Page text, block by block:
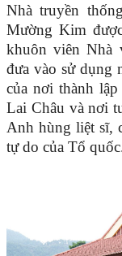
Nhà truyền
Mường Kim
khuôn viên Nhà
đưa vào sử dụng
của nơi thành
Lai Châu và nơi
Anh hùng liệt sĩ,
tự do của Tổ